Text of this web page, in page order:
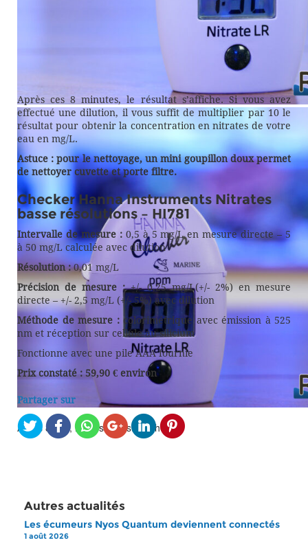
Le réactif C donne une couleur rose.
Un compte à rebours vous prévient le temps de mesure.
Après 8 min, la mesure est affichée.
Après ces 8 minutes, le résultat s’affiche. Si vous avez
effectué une dilution, il vous suffit de multiplier par 10 le
résultat pour obtenir la concentration en nitrates de votre
eau en mg/L.
Astuce : pour le nettoyage, un mini goupillon doux permet
de nettoyer cuvette et porte filtre.
Checker Hanna Instruments Nitrates
basse résolutions – HI781
Intervalle de mesure :0,5 à 5 mg/L en mesure directe – 5
à 50 mg/L calculée avec dilution
Résolution :0,01 mg/L
Précision de mesure :+/- 0,25 mg/L(+/- 2%) en mesure
directe – +/- 2,5 mg/L (+/- 5%) avec dilution
Méthode de mesure :colorimétrique avec émission à 525
nm et réception sur cellule au silicium
Fonctionne avec une pile AAA fournie
Prix constaté : 59,90 € environ
Partager sur
Autres actualités
Les écumeurs Nyos Quantum deviennent connectés
1 août 2026